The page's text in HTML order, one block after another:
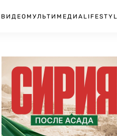
ВИДЕО МУЛЬТИМЕДИА